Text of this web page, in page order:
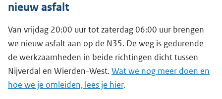
nieuw asfalt
Van vrijdag 20:00 uur tot zaterdag 06:00 uur brengen
we nieuw asfalt aan op de N35. De weg is gedurende
de werkzaamheden in beide richtingen dicht tussen
Nijverdal en Wierden-West.Wat we nog meer doen en
hoe we je omleiden, lees je hier.